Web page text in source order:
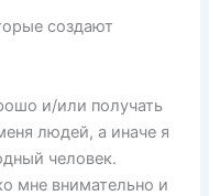
создают
и/или получать
людей, а иначе я
человек.
мне внимательно и